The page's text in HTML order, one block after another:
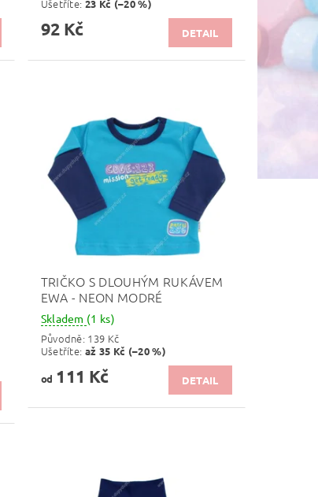
Ušetříte: 23 Kč (–20 %)
92 Kč DETAIL
TRIČKO S DLOUHÝM RUKÁVEM
EWA - NEON MODRÉ
Skladem (1 ks)
Původně: 139 Kč
Ušetříte: až 35 Kč (–20 %)
od 111 Kč DETAIL